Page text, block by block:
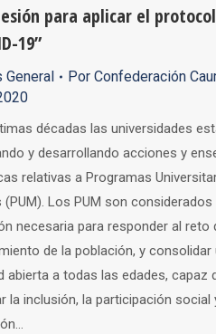
para aplicar el
19”
General Por Confederación
décadas las universidades
y desarrollando acciones y
relativas a Programas
(PUM). Los PUM son considerados
necesaria para responder al reto
de la población, y consolidar
abierta a todas las edades, capaz
la inclusión, la participación social